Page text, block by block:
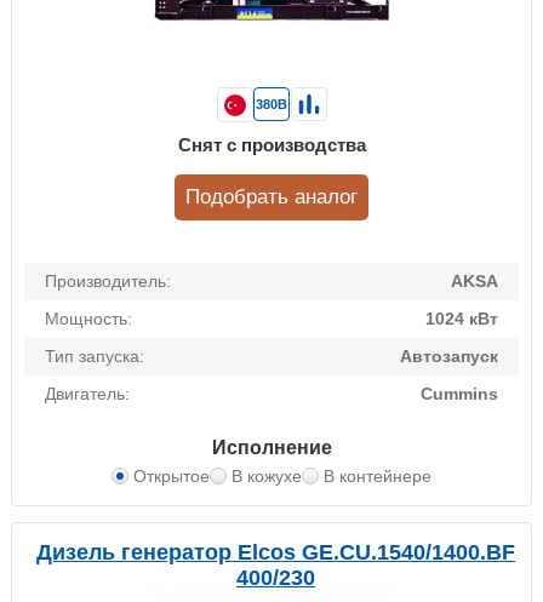
Производитель:
AKSA
Мощность:
1024 кВт
Тип запуска:
Автозапуск
Двигатель:
Cummins
Исполнение
Открытое В кожухе В контейнере
380В
Снят с производства
Подобрать аналог
Дизель генератор Elcos GE.CU.1540/1400.BF
400/230